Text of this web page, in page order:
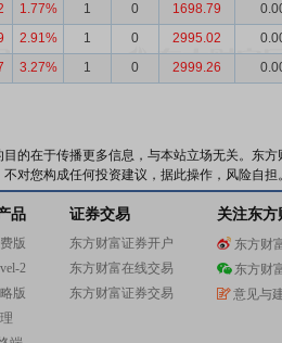
1.77% 1 0 1698.79
2.91% 1 0 2995.02
3.27% 1 0 2999.26
的在于传播更多信息，与本站立场无关。东
对您构成任何投资建议，据此操作，风险自担